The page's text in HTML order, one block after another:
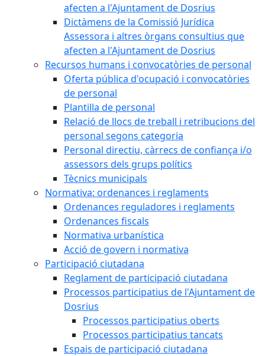
afecten a l'Ajuntament de Dosrius
Dictàmens de la Comissió Jurídica
Assessora i altres òrgans consultius que
afecten a l'Ajuntament de Dosrius
Recursos humans i convocatòries de personal
Oferta pública d'ocupació i convocatòries
de personal
Plantilla de personal
Relació de llocs de treball i retribucions del
personal segons categoria
Personal directiu, càrrecs de confiança i/o
assessors dels grups polítics
Tècnics municipals
Normativa: ordenances i reglaments
Ordenances reguladores i reglaments
Ordenances fiscals
Normativa urbanística
Acció de govern i normativa
Participació ciutadana
Reglament de participació ciutadana
Processos participatius de l'Ajuntament de
Dosrius
Processos participatius oberts
Processos participatius tancats
Espais de participació ciutadana